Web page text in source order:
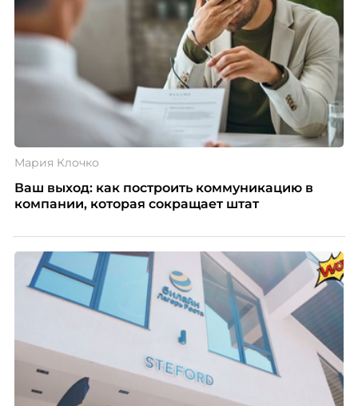
Мария Клочко
Ваш выход: как построить коммуникацию в
компании, которая сокращает штат